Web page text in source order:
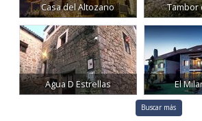
Casa del Altozano Tambor
Agua D Estrellas El
Buscar más